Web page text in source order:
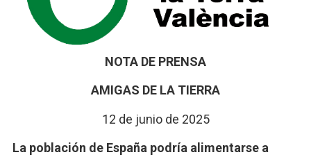
NOTA DE PRENSA
AMIGAS DE LA TIERRA
12 de junio de 2025
La población de España podría alimentarse a